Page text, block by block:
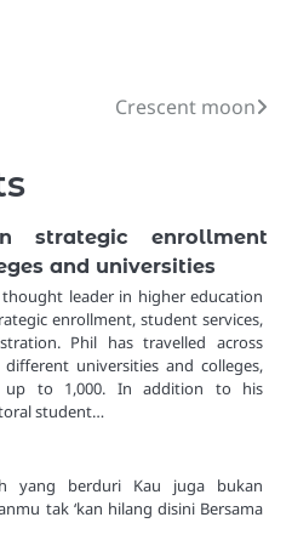
Crescent moon
strategic enrollment
and universities
leader in higher education
enrollment, student services,
Phil has travelled across
universities and colleges,
up to 1,000. In addition to his
student…
yang berduri Kau juga bukan
tak ‘kan hilang disini Bersama